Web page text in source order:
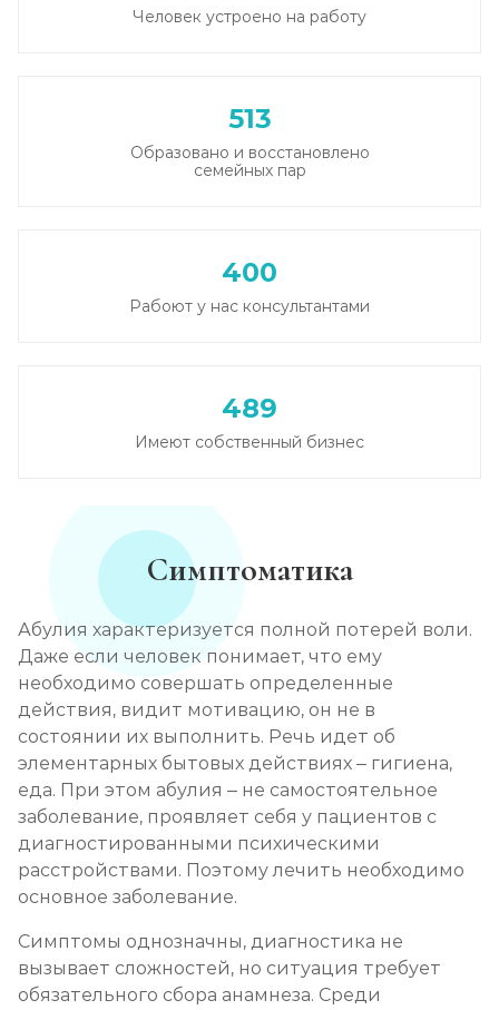
Человек устроено на работу
513
Образовано и восстановлено
семейных пар
400
Рабоют у нас консультантами
489
Имеют собственный бизнес
Симптоматика
Абулия характеризуется полной потерей воли.
Даже если человек понимает, что ему
необходимо совершать определенные
действия, видит мотивацию, он не в
состоянии их выполнить. Речь идет об
элементарных бытовых действиях – гигиена,
еда. При этом абулия – не самостоятельное
заболевание, проявляет себя у пациентов с
диагностированными психическими
расстройствами. Поэтому лечить необходимо
основное заболевание.
Симптомы однозначны, диагностика не
вызывает сложностей, но ситуация требует
обязательного сбора анамнеза. Среди